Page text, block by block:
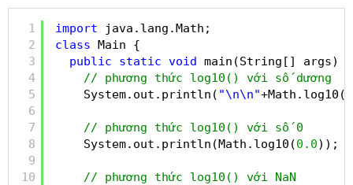
1
2
3
4
5
6
7
8
9
10
import
java.lang.Math;
class Main {
public
static void main(String[] args) {
// phương thức log10() với số dương
System.out.println( "\n\n"+Math.log10(
// phương thức log10() với số 0
System.out.println(Math.log10(0.0));
// phương thức log10() với NaN